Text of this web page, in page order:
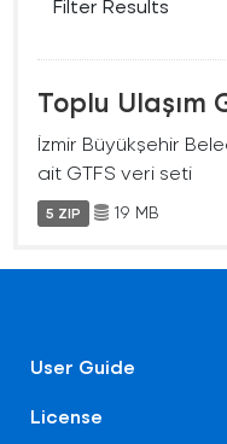
Filter Results
Toplu Ulaşım
İzmir Büyükşehir
ait GTFS veri seti
5 ZIP 19 MB
User Guide
License